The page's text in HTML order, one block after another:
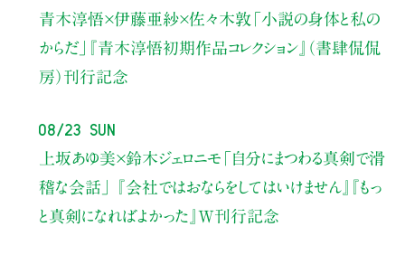
青木淳悟×伊藤亜紗×佐々木敦 「小説の身体と私の
からだ」
『青木淳悟初期作品コレクション』（書肆侃侃
房）刊行記念
08/23 Sun
上坂あゆ美×鈴木ジェロニモ 「自分にまつわる真剣で滑
稽な会話」
『会社ではおならをしてはいけません』『もっ
と真剣になればよかった』W刊行記念